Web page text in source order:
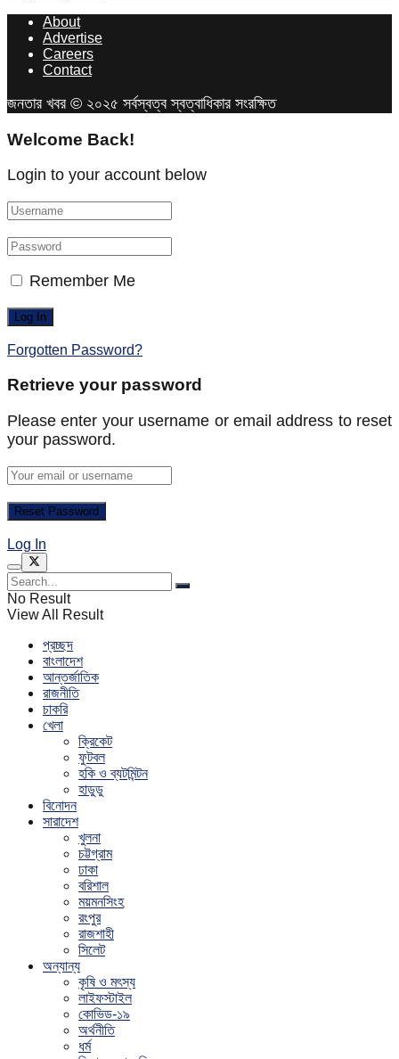
About
Advertise
Careers
Contact
জনতার খবর © ২০২৫ সর্বস্বত্ব স্বত্বাধিকার সংরক্ষিত
Welcome Back!
Login to your account below
Remember Me
Forgotten Password?
Retrieve your password
Please enter your username or email address to reset
your password.
Log In
No Result
View All Result
প্রচ্ছদ
বাংলাদেশ
আন্তর্জাতিক
রাজনীতি
চাকরি
খেলা
ক্রিকেট
ফুটবল
হকি ও ব্যটমিন্টন
হাডুডু
বিনোদন
সারাদেশ
খুলনা
চট্টগ্রাম
ঢাকা
বরিশাল
ময়মনসিংহ
রংপুর
রাজশাহী
সিলেট
অন্যান্য
কৃষি ও মৎস্য
লাইফস্টাইল
কোভিড-১৯
অর্থনীতি
ধর্ম